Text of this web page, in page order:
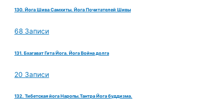
130. Йога Шива Самхиты. Йога Почитателей Шивы
68 Записи
131. Бхагават Гита Йога. Йога Война долга
20 Записи
132. Тибетская йога Наропы.Тантра Йога буддизма.